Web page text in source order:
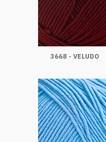
3668 - VELUDO